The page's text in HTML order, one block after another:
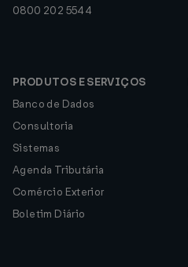
0800 202 5544
PRODUTOS E SERVIÇOS
Banco de Dados
Consultoria
Sistemas
Agenda Tributária
Comércio Exterior
Boletim Diário